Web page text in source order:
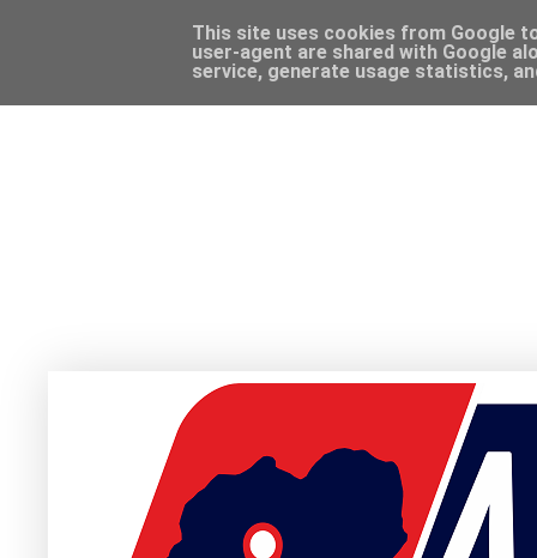
This site uses cookies from Google
user-agent are shared with Google
service, generate usage statistics,